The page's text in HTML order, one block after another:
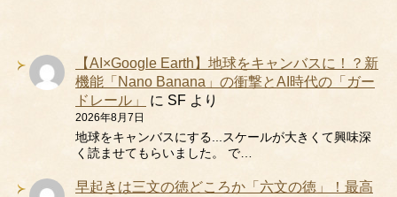
【AI×Google Earth】地球をキャンバスに！？新
機能「Nano Banana」の衝撃とAI時代の「ガー
ドレール」
に SF より
2026年8月7日
地球をキャンバスにする...スケールが大きくて興味深
く読ませてもらいました。 で…
早起きは三文の徳どころか「六文の徳」！最高